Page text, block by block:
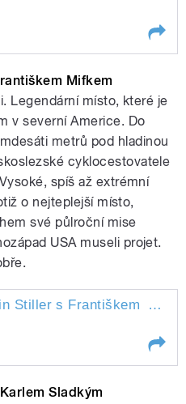
s Karlem
Mifkem
Legendární místo, které je
v severní Americe. Do
metrů pod hladinou
cyklocestovatele
spíš až extrémní
o nejteplejší místo,
své půlroční mise
USA museli projet.
s Františkem
Stiller s Františkem
Sladkým